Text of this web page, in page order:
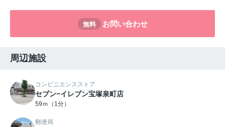
無料 お問い合わせ
周辺施設
コンビニエンスストア
セブン−イレブン宝塚泉町店
59ｍ（1分）
郵便局